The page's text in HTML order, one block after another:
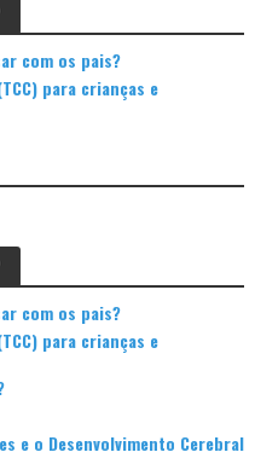
com os pais?
para crianças e
com os pais?
para crianças e
e o Desenvolvimento Cerebral